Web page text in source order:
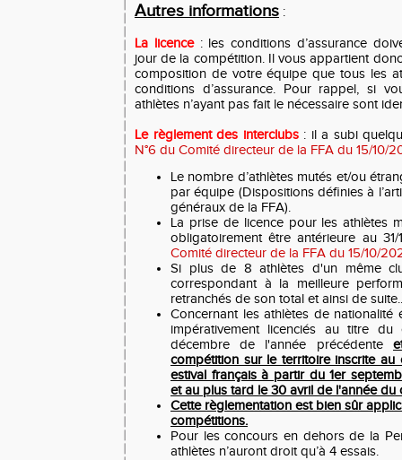
Autres informations :
La licence: les conditions d’assurance
jour de la compétition. Il vous appartient
composition de votre équipe que tous les
conditions d’assurance. Pour rappel, si
athlètes n’ayant pas fait le nécessaire sont
Le règlement des interclubs: il a subi
N°6 du Comité directeur de la FFA du 15/10/
Le nombre d’athlètes mutés et/ou
par équipe (Dispositions définies à
généraux de la FFA).
La prise de licence pour les athlètes
obligatoirement être antérieure au
Comité directeur de la FFA du 15/10/
Si plus de 8 athlètes d'un même
correspondant à la meilleure
retranchés de son total et ainsi de
Concernant les athlètes de nationalité
impérativement licenciés au titre
décembre de l'année précédente
compétition sur le territoire inscrite au
estival français à partir du 1er
et au plus tard le 30 avril de l'année du
Cette règlementation est bien sûr
compétitions.
Pour les concours en dehors de la
athlètes n’auront droit qu’à 4 essais.